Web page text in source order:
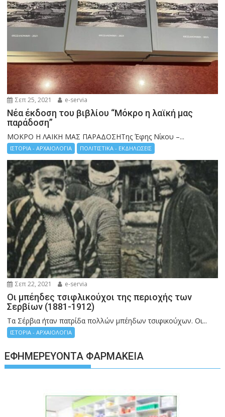
Σεπ 25, 2021 e-servia
Νέα έκδοση του βιβλίου “Μόκρο η λαϊκή μας
παράδοση”
ΜΟΚΡΟ Η ΛΑΙΚΗ ΜΑΣ ΠΑΡΑΔΟΣΗΤης Έφης Νίκου –...
ΙΣΤΟΡΙΑ - ΑΡΧΑΙΟΛΟΓΙΑ ΠΟΛΙΤΙΣΤΙΚΑ - ΕΚΔΗΛΩΣΕΙΣ
Σεπ 22, 2021 e-servia
Οι μπέηδες τσιφλικούχοι της περιοχής των
Σερβίων (1881-1912)
Τα Σέρβια ήταν πατρίδα πολλών μπέηδων τσιφικούχων. Οι...
ΙΣΤΟΡΙΑ - ΑΡΧΑΙΟΛΟΓΙΑ
ΕΦΗΜΕΡΕΎΟΝΤΑ ΦΑΡΜΑΚΕΊΑ